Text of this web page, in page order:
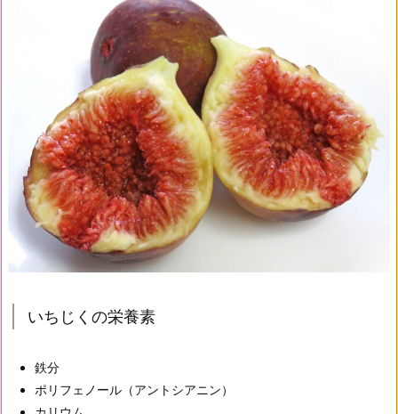
いちじくの栄養素
鉄分
ポリフェノール（アントシアニン）